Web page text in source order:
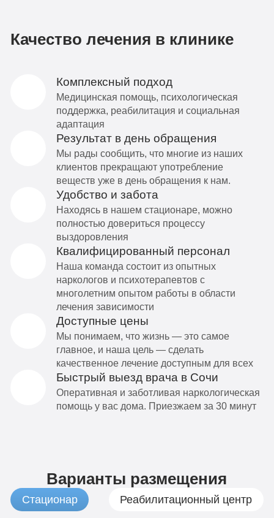
Качество лечения в клинике
Комплексный подход
Медицинская помощь, психологическая
поддержка, реабилитация и социальная
адаптация
Результат в день обращения
Мы рады сообщить, что многие из наших
клиентов прекращают употребление
веществ уже в день обращения к нам.
Удобство и забота
Находясь в нашем стационаре, можно
полностью довериться процессу
выздоровления
Квалифицированный персонал
Наша команда состоит из опытных
наркологов и психотерапевтов с
многолетним опытом работы в области
лечения зависимости
Доступные цены
Мы понимаем, что жизнь — это самое
главное, и наша цель — сделать
качественное лечение доступным для всех
Быстрый выезд врача в Сочи
Оперативная и заботливая наркологическая
помощь у вас дома. Приезжаем за 30 минут
Варианты размещения
Стационар Реабилитационный центр